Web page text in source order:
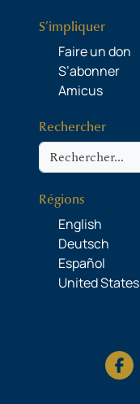
S’impliquer
Faire un don
S’abonner
Amicus
Rechercher
Rechercher
Régions
English
Deutsch
Español
United States